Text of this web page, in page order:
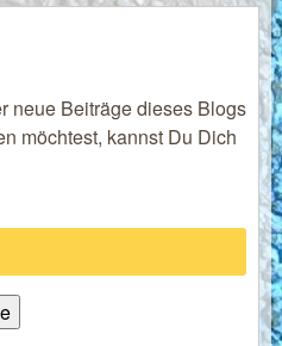
neue Beiträge dieses Blogs
möchtest, kannst Du Dich